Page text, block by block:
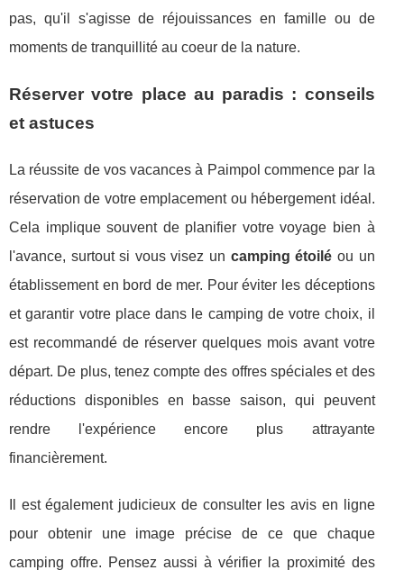
pas, qu'il s'agisse de réjouissances en famille ou de
moments de tranquillité au coeur de la nature.
Réserver votre place au paradis : conseils
et astuces
La réussite de vos vacances à Paimpol commence par la
réservation de votre emplacement ou hébergement idéal.
Cela implique souvent de planifier votre voyage bien à
l'avance, surtout si vous visez un camping étoilé ou un
établissement en bord de mer. Pour éviter les déceptions
et garantir votre place dans le camping de votre choix, il
est recommandé de réserver quelques mois avant votre
départ. De plus, tenez compte des offres spéciales et des
réductions disponibles en basse saison, qui peuvent
rendre l'expérience encore plus attrayante
financièrement.
Il est également judicieux de consulter les avis en ligne
pour obtenir une image précise de ce que chaque
camping offre. Pensez aussi à vérifier la proximité des